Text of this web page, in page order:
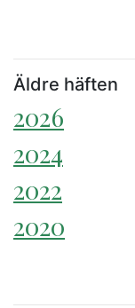
Äldre häften
2026
2024
2022
2020